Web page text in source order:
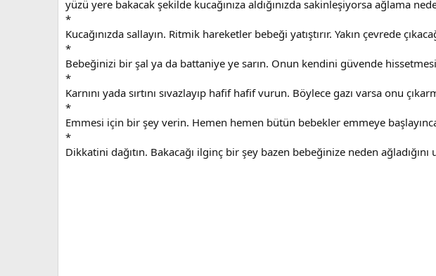
yüzü yere bakacak şekilde kucağınıza aldığınızda sakinleşiyorsa ağlama
*
Kucağınızda sallayın. Ritmik hareketler bebeği yatıştırır. Yakın çevrede
*
Bebeğinizi bir şal ya da battaniye ye sarın. Onun kendini güvende
*
Karnını yada sırtını sıvazlayıp hafif hafif vurun. Böylece gazı varsa onu
*
Emmesi için bir şey verin. Hemen hemen bütün bebekler emmeye
*
Dikkatini dağıtın. Bakacağı ilginç bir şey bazen bebeğinize neden